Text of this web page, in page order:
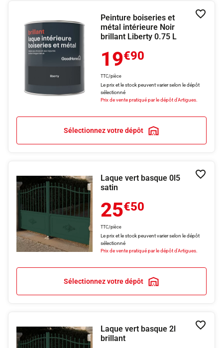
Peinture boiseries et
métal intérieure Noir
brillant Liberty 0.75 L
19€90
TTC/pièce
Le prix et le stock peuvent varier selon le dépôt
sélectionné
Prix de vente pratiqué par le dépôt d'Artigues.
Sélectionnez votre dépôt
Laque vert basque 0l5
satin
25€50
TTC/pièce
Le prix et le stock peuvent varier selon le dépôt
sélectionné
Prix de vente pratiqué par le dépôt d'Artigues.
Sélectionnez votre dépôt
Laque vert basque 2l
brillant